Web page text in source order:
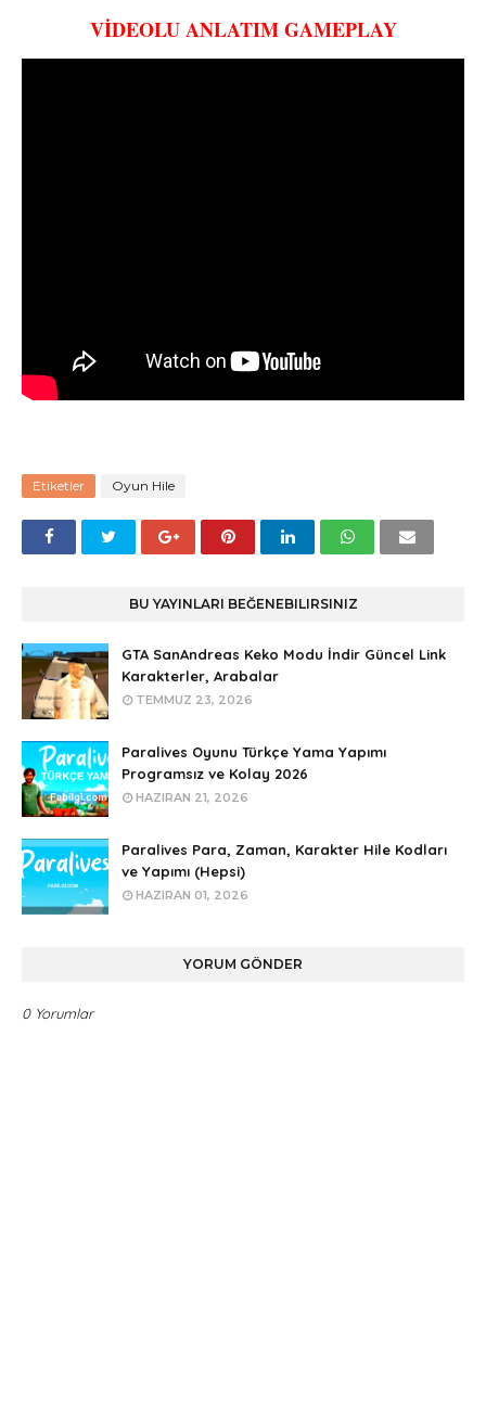
VİDEOLU ANLATIM GAMEPLAY
Etiketler Oyun Hile
BU YAYINLARI BEĞENEBILIRSINIZ
GTA SanAndreas Keko Modu İndir Güncel Link
Karakterler, Arabalar
TEMMUZ 23, 2026
Paralives Oyunu Türkçe Yama Yapımı
Programsız ve Kolay 2026
HAZIRAN 21, 2026
Paralives Para, Zaman, Karakter Hile Kodları
ve Yapımı (Hepsi)
HAZIRAN 01, 2026
YORUM GÖNDER
0 Yorumlar